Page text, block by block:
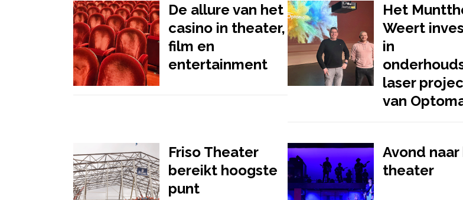
De allure van het
casino in theater,
film en
entertainment
Het
Weert
in
laser
van
Friso Theater
bereikt hoogste
punt
Avond
theater